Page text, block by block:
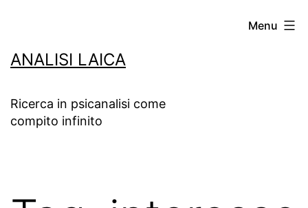
contenuto
ANALISI LAICA
Ricerca in psicanalisi come
compito infinito
Menu